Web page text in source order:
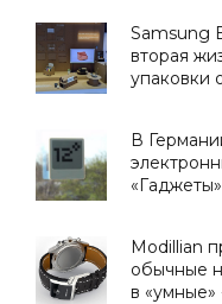
Samsung
вторая
упаковки
В
«Гаджеты»
Modillian
обычные
в